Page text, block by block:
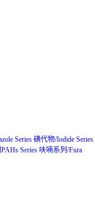
Series 碘代物/Iodide Series
Series 呋喃系列/Fura